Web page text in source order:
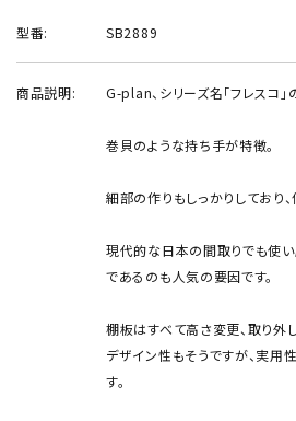
型番: SB2889
商品説明: G-plan、シリーズ名「フレスコ」
巻貝のような持ち手が特徴。
細部の作りもしっかりしており
現代的な日本の間取りでも使
であるのも人気の要因です。
棚板はすべて高さ変更、取り外
デザイン性もそうですが、実用
す。